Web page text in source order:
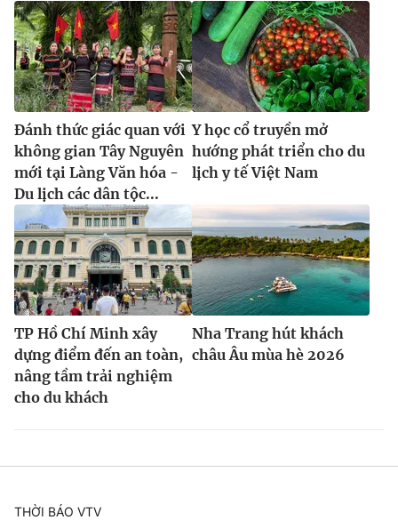
® Cấm sao chép dưới mọi hình thức nếu không có sự chấp
thuận bằng văn bản. Ghi rõ nguồn VTV.vn khi phát hành lại
thông tin từ website này.
Đánh thức giác quan với
không gian Tây Nguyên
mới tại Làng Văn hóa -
Du lịch các dân tộc...
Y học cổ truyền mở
hướng phát triển cho du
lịch y tế Việt Nam
TP Hồ Chí Minh xây
dựng điểm đến an toàn,
nâng tầm trải nghiệm
cho du khách
Nha Trang hút khách
châu Âu mùa hè 2026
THỜI BÁO VTV